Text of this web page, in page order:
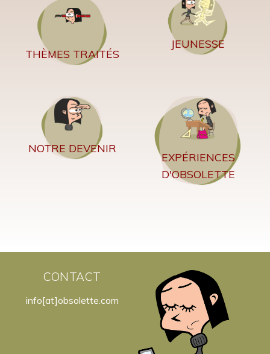
THÈMES TRAITÉS
JEUNESSE
NOTRE DEVENIR
EXPÉRIENCES
D'OBSOLETTE
CONTACT
info[at]obsolette.com